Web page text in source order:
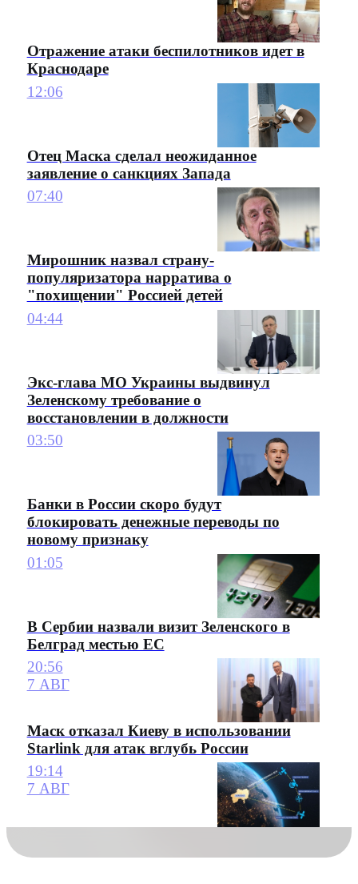
Отражение атаки беспилотников идет в
Краснодаре
12:06
Отец Маска сделал неожиданное
заявление о санкциях Запада
07:40
Мирошник назвал страну-
популяризатора нарратива о
"похищении" Россией детей
04:44
Экс-глава МО Украины выдвинул
Зеленскому требование о
восстановлении в должности
03:50
Банки в России скоро будут
блокировать денежные переводы по
новому признаку
01:05
В Сербии назвали визит Зеленского в
Белград местью ЕС
20:56
7 АВГ
Маск отказал Киеву в использовании
Starlink для атак вглубь России
19:14
7 АВГ